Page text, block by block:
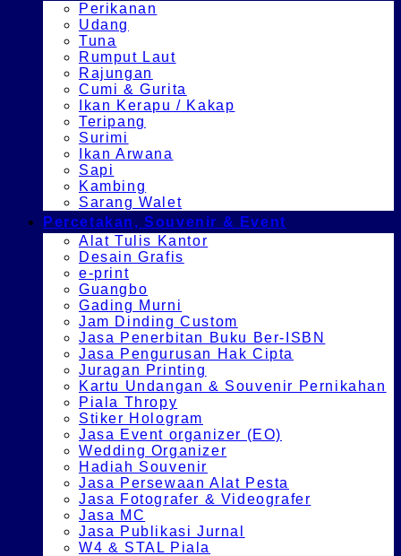
Perikanan
Udang
Tuna
Rumput Laut
Rajungan
Cumi & Gurita
Ikan Kerapu / Kakap
Teripang
Surimi
Ikan Arwana
Sapi
Kambing
Sarang Walet
Percetakan, Souvenir & Event
Alat Tulis Kantor
Desain Grafis
e-print
Guangbo
Gading Murni
Jam Dinding Custom
Jasa Penerbitan Buku Ber-ISBN
Jasa Pengurusan Hak Cipta
Juragan Printing
Kartu Undangan & Souvenir Pernikahan
Piala Thropy
Stiker Hologram
Jasa Event organizer (EO)
Wedding Organizer
Hadiah Souvenir
Jasa Persewaan Alat Pesta
Jasa Fotografer & Videografer
Jasa MC
Jasa Publikasi Jurnal
W4 & STAL Piala